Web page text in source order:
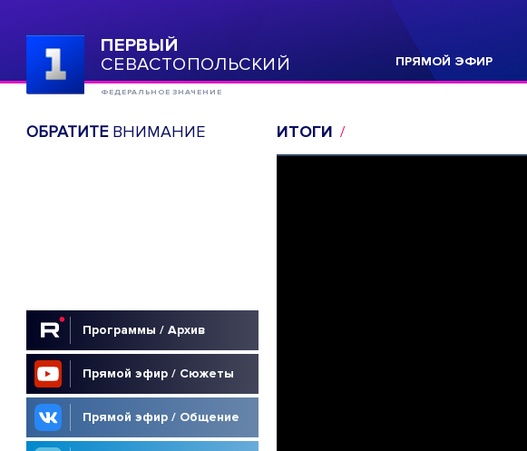
ПЕРВЫЙ
СЕВАСТОПОЛЬСКИЙ
ФЕДЕРАЛЬНОЕ ЗНАЧЕНИЕ
ПРЯМОЙ ЭФИР
ОБРАТИТЕВНИМАНИЕ
Программы / Архив
Прямой эфир / Сюжеты
Прямой эфир / Общение
ИТОГИ